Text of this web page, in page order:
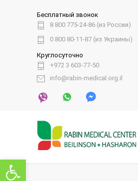
Открыть панель инструментов
Бесплатный звонок
8 800 775-24-86 (из России)
0 800 80-11-87 (из Украины)
Круглосуточно
+972 3 603-77-50
info@rabin-medical.org.il